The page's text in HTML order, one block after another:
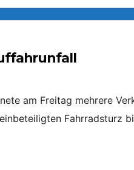
am Freitag mehrere
Fahrradsturz